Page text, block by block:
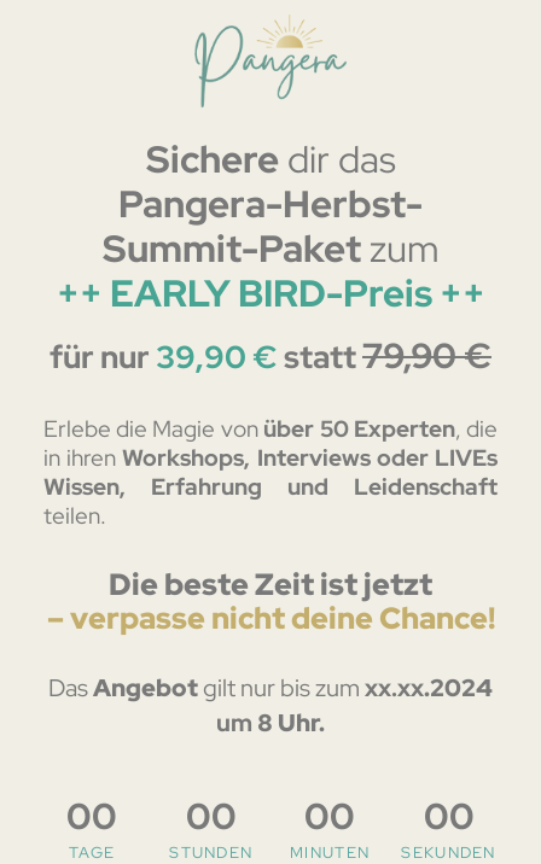
Sicheredir das
Pangera-Herbst-
Summit-Paketzum
++ EARLY BIRD-Preis ++
für nur 39,90 €statt79,90 €
Erlebe die Magie von über 50 Experten, die
in ihrenWorkshops, Interviews oder LIVEs
Wissen, Erfahrung und Leidenschaft
teilen.
Die beste Zeit ist jetzt
– verpasse nicht deine Chance!
DasAngebotgilt nur bis zumxx.xx.2024
um 8 Uhr.
00
TAGE
00
STUNDEN
00
MINUTEN
00
SEKUNDEN